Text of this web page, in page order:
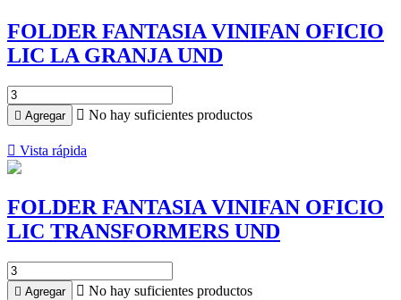
FOLDER FANTASIA VINIFAN OFICIO
LIC LA GRANJA UND
 Agregar  No hay suficientes productos
 Vista rápida
FOLDER FANTASIA VINIFAN OFICIO
LIC TRANSFORMERS UND
 Agregar  No hay suficientes productos